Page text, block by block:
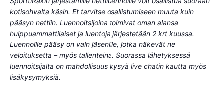
kotisohvalta käsin. Et tarvitse osallistumiseen muuta kuin
pääsyn nettiin. Luennoitsijoina toimivat oman alansa
huippuammattilaiset ja luentoja järjestetään 2 krt kuussa.
Luennoille pääsy on vain jäsenille, jotka näkevät ne
veloituksetta – myös tallenteina. Suorassa lähetyksessä
luennoitsijalta on mahdollisuus kysyä live chatin kautta myös
lisäkysymyksiä.